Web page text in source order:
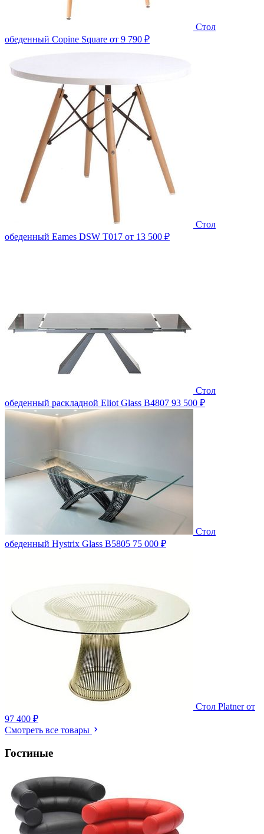
Стол
обеденный Copine Square от 9 790 ₽
Стол
обеденный Eames DSW T017 от 13 500 ₽
Стол
обеденный раскладной Eliot Glass B4807 93 500 ₽
Стол
обеденный Hystrix Glass B5805 75 000 ₽
Стол Platner от
97 400 ₽
Смотреть все товары
Гостиные